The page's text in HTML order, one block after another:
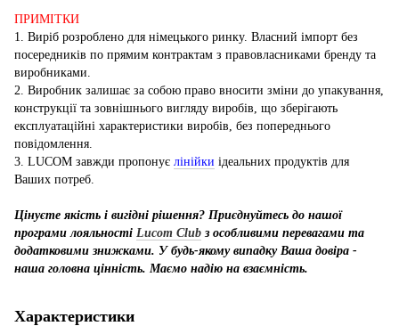
ПРИМІТКИ
1. Виріб розроблено для німецького ринку. Власний імпорт без
посередників по прямим контрактам з правовласниками бренду та
виробниками.
2. Виробник залишає за собою право вносити зміни до упакування,
конструкції та зовнішнього вигляду виробів, що зберігають
експлуатаційні характеристики виробів, без попереднього
повідомлення.
3. LUCOM завжди пропонує лінійки ідеальних продуктів для
Ваших потреб.
Цінуєте якість і вигідні рішення? Приєднуйтесь до нашої
програми лояльності Lucom Club з особливими перевагами та
додатковими знижками. У будь-якому випадку Ваша довіра -
наша головна цінність. Маємо надію на взаємність.
Характеристики